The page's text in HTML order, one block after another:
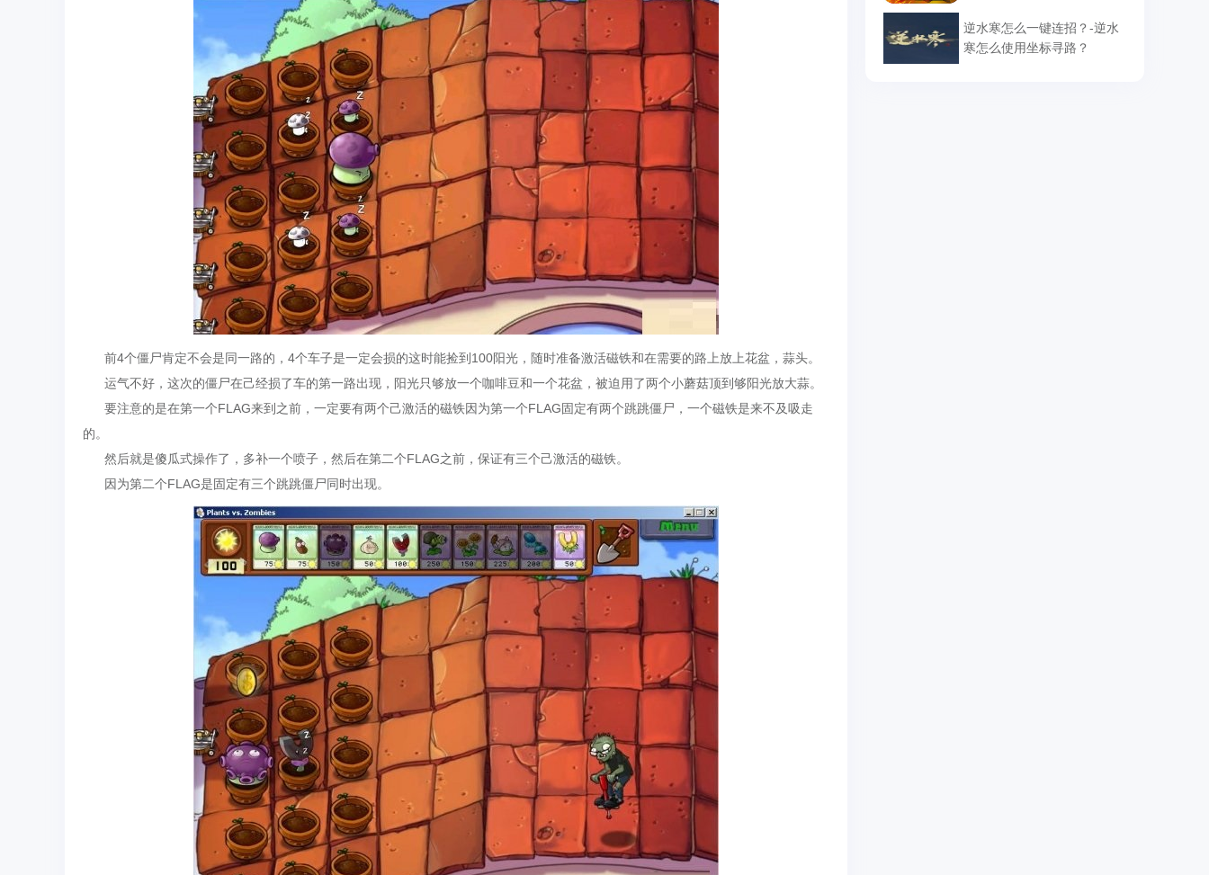
前4个僵尸肯定不会是同一路的，4个车子是一定会损的这时能捡到100阳光，随时准备激活磁铁和在需要的路上放上花盆，蒜头。
运气不好，这次的僵尸在己经损了车的第一路出现，阳光只够放一个咖啡豆和一个花盆，被迫用了两个小蘑菇顶到够阳光放大蒜。
要注意的是在第一个FLAG来到之前，一定要有两个己激活的磁铁因为第一个FLAG固定有两个跳跳僵尸，一个磁铁是来不及吸走
的。
然后就是傻瓜式操作了，多补一个喷子，然后在第二个FLAG之前，保证有三个己激活的磁铁。
因为第二个FLAG是固定有三个跳跳僵尸同时出现。
逆水寒怎么一键连招？-逆水
寒怎么使用坐标寻路？